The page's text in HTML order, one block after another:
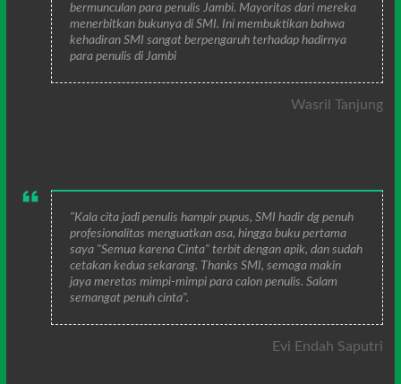
bermunculan para penulis Jambi. Mayoritas dari mereka
menerbitkan bukunya di SMI. Ini membuktikan bahwa
kehadiran SMI sangat berpengaruh terhadap hadirnya
para penulis di Jambi
Wasril Tanjung
"Kala cita jadi penulis hampir pupus, SMI hadir dg penuh
profesionalitas menguatkan asa, hingga buku pertama
saya "Semua karena Cinta" terbit dengan apik, dan sudah
cetakan kedua sekarang. Thanks SMI, semoga makin
jaya meretas mimpi-mimpi para calon penulis. Salam
semangat penuh cinta".
Evi Endah Saputri